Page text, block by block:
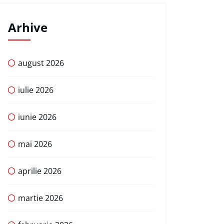
Arhive
august 2026
iulie 2026
iunie 2026
mai 2026
aprilie 2026
martie 2026